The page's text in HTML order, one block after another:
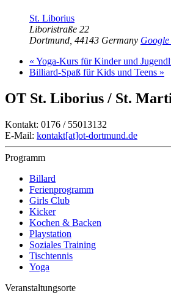
St. Liborius
Liboristraße 22
Dortmund 44143 Germany
« Yoga-Kurs für Kinder und
Billiard-Spaß für Kids und Teens »
OT St. Liborius / St.
Kontakt: 0176 / 55013132
E-Mail: kontakt[at]ot-dortmund.de
Programm
Billard
Ferienprogramm
Girls Club
Kicker
Kochen & Backen
Playstation
Soziales Training
Tischtennis
Yoga
Veranstaltungsorte